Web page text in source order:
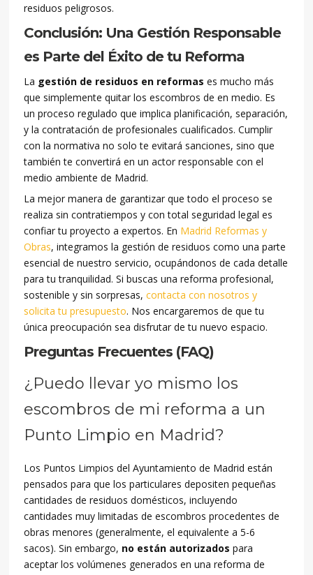
residuos peligrosos.
Conclusión: Una Gestión Responsable
es Parte del Éxito de tu Reforma
La gestión de residuos en reformas es mucho más
que simplemente quitar los escombros de en medio. Es
un proceso regulado que implica planificación, separación,
y la contratación de profesionales cualificados. Cumplir
con la normativa no solo te evitará sanciones, sino que
también te convertirá en un actor responsable con el
medio ambiente de Madrid.
La mejor manera de garantizar que todo el proceso se
realiza sin contratiempos y con total seguridad legal es
confiar tu proyecto a expertos. En Madrid Reformas y
Obras, integramos la gestión de residuos como una parte
esencial de nuestro servicio, ocupándonos de cada detalle
para tu tranquilidad. Si buscas una reforma profesional,
sostenible y sin sorpresas,contacta con nosotros y
solicita tu presupuesto. Nos encargaremos de que tu
única preocupación sea disfrutar de tu nuevo espacio.
Preguntas Frecuentes (FAQ)
¿Puedo llevar yo mismo los
escombros de mi reforma a un
Punto Limpio en Madrid?
Los Puntos Limpios del Ayuntamiento de Madrid están
pensados para que los particulares depositen pequeñas
cantidades de residuos domésticos, incluyendo
cantidades muy limitadas de escombros procedentes de
obras menores (generalmente, el equivalente a 5-6
sacos). Sin embargo, no están autorizados para
aceptar los volúmenes generados en una reforma de